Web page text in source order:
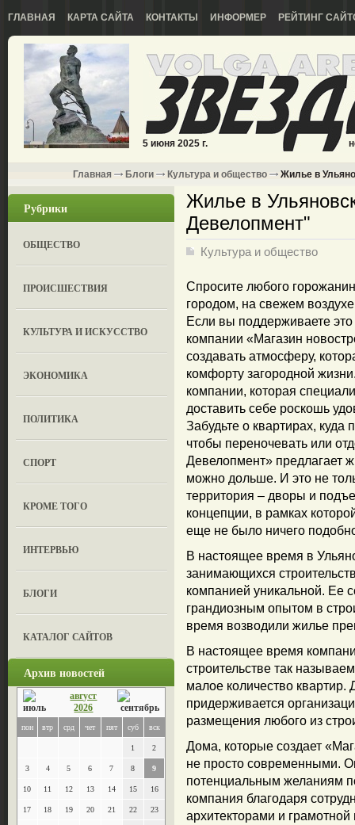
ГЛАВНАЯ КАРТА САЙТА КОНТАКТЫ ИНФОРМЕР РЕЙТИНГ
5 июня 2025 г.
Главная Блоги Культура и общество Жилье в
Рубрики
ОБЩЕСТВО
ПРОИСШЕСТВИЯ
КУЛЬТУРА И ИСКУССТВО
ЭКОНОМИКА
ПОЛИТИКА
СПОРТ
КРОМЕ ТОГО
ИНТЕРВЬЮ
БЛОГИ
КАТАЛОГ САЙТОВ
Архив новостей
август
2026
пон втр срд чет пят суб вск
1 2
3 4 5 6 7 8 9
10 11 12 13 14 15 16
17 18 19 20 21 22 23
Жилье в
Девелопмент"
Культура и общество
Спросите любого
городом, на свежем
Если вы поддерживаете это
компании «Магазин
создавать атмосферу,
комфорту загородной
компании, которая
доставить себе роскошь
Забудьте о квартирах, куда
чтобы переночевать или
Девелопмент» предлагает
можно дольше. И это не
территория – дворы и
концепции, в рамках
еще не было ничего
В настоящее время в
занимающихся
компанией уникальной. Ее
грандиозным опытом в
время возводили жилье
В настоящее время
строительстве так
малое количество
придерживается
размещения любого из
Дома, которые создает
не просто современными.
потенциальным желаниям
компания благодаря
архитекторами и